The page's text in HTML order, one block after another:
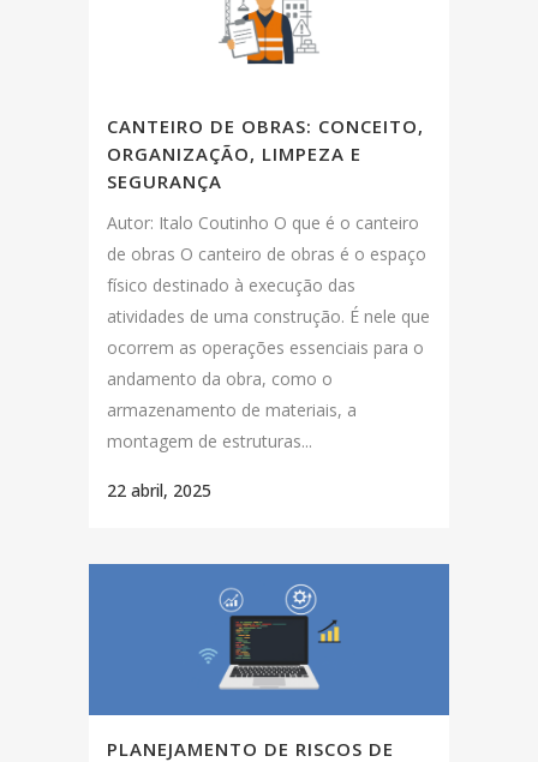
CANTEIRO DE OBRAS: CONCEITO,
ORGANIZAÇÃO, LIMPEZA E
SEGURANÇA
Autor: Italo Coutinho O que é o canteiro
de obras O canteiro de obras é o espaço
físico destinado à execução das
atividades de uma construção. É nele que
ocorrem as operações essenciais para o
andamento da obra, como o
armazenamento de materiais, a
montagem de estruturas...
22 abril, 2025
PLANEJAMENTO DE RISCOS DE